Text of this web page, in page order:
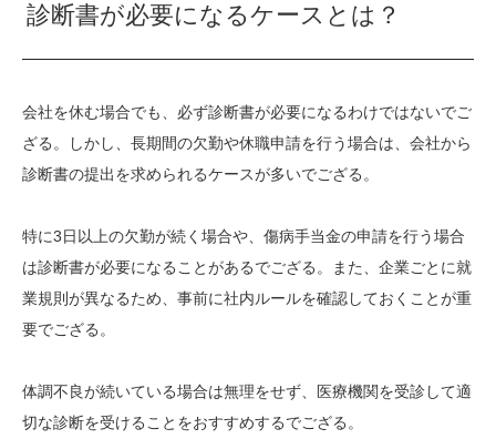
診断書が必要になるケースとは？
会社を休む場合でも、必ず診断書が必要になるわけではないでご
ざる。しかし、長期間の欠勤や休職申請を行う場合は、会社から
診断書の提出を求められるケースが多いでござる。
特に3日以上の欠勤が続く場合や、傷病手当金の申請を行う場合
は診断書が必要になることがあるでござる。また、企業ごとに就
業規則が異なるため、事前に社内ルールを確認しておくことが重
要でござる。
体調不良が続いている場合は無理をせず、医療機関を受診して適
切な診断を受けることをおすすめするでござる。